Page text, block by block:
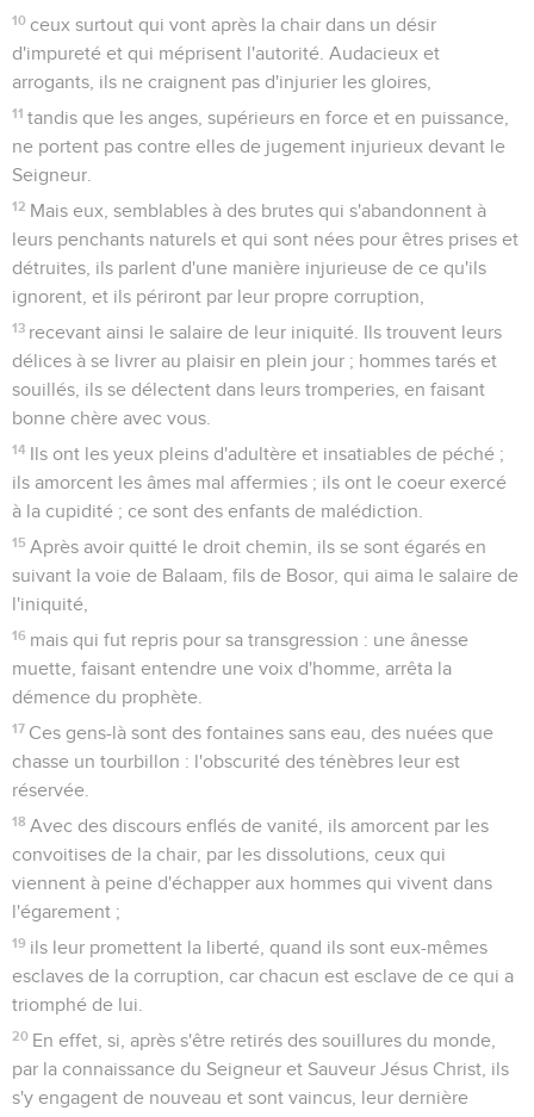
10 ceux surtout qui vont après la chair dans un désir
d'impureté et qui méprisent l'autorité. Audacieux et
arrogants, ils ne craignent pas d'injurier les gloires,
11 tandis que les anges, supérieurs en force et en puissance,
ne portent pas contre elles de jugement injurieux devant le
Seigneur.
12 Mais eux, semblables à des brutes qui s'abandonnent à
leurs penchants naturels et qui sont nées pour êtres prises et
détruites, ils parlent d'une manière injurieuse de ce qu'ils
ignorent, et ils périront par leur propre corruption,
13 recevant ainsi le salaire de leur iniquité. Ils trouvent leurs
délices à se livrer au plaisir en plein jour ; hommes tarés et
souillés, ils se délectent dans leurs tromperies, en faisant
bonne chère avec vous.
14 Ils ont les yeux pleins d'adultère et insatiables de péché ;
ils amorcent les âmes mal affermies ; ils ont le coeur exercé
à la cupidité ; ce sont des enfants de malédiction.
15 Après avoir quitté le droit chemin, ils se sont égarés en
suivant la voie de Balaam, fils de Bosor, qui aima le salaire de
l'iniquité,
16 mais qui fut repris pour sa transgression : une ânesse
muette, faisant entendre une voix d'homme, arrêta la
démence du prophète.
17 Ces gens-là sont des fontaines sans eau, des nuées que
chasse un tourbillon : l'obscurité des ténèbres leur est
réservée.
18 Avec des discours enflés de vanité, ils amorcent par les
convoitises de la chair, par les dissolutions, ceux qui
viennent à peine d'échapper aux hommes qui vivent dans
l'égarement ;
19 ils leur promettent la liberté, quand ils sont eux-mêmes
esclaves de la corruption, car chacun est esclave de ce qui a
triomphé de lui.
20 En effet, si, après s'être retirés des souillures du monde,
par la connaissance du Seigneur et Sauveur Jésus Christ, ils
s'y engagent de nouveau et sont vaincus, leur dernière